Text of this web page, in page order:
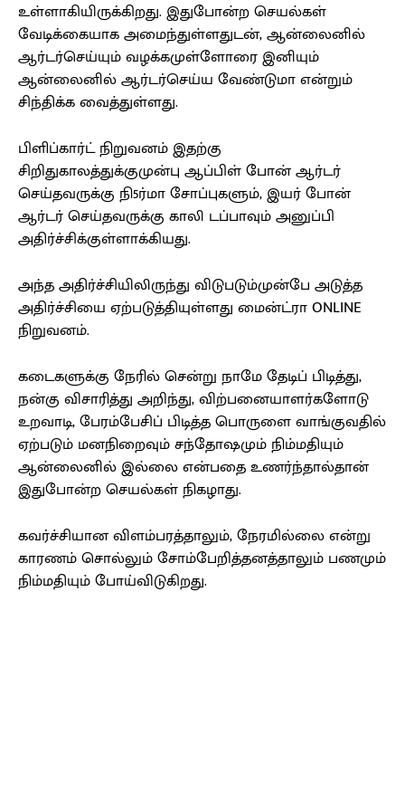
உள்ளாகியிருக்கிறது. இதுபோன்ற செயல்கள்
வேடிக்கையாக அமைந்துள்ளதுடன், ஆன்லைனில்
ஆர்டர்செய்யும் வழக்கமுள்ளோரை இனியும்
ஆன்லைனில் ஆர்டர்செய்ய வேண்டுமா என்றும்
சிந்திக்க வைத்துள்ளது.
பிளிப்கார்ட் நிறுவனம் இதற்கு
சிறிதுகாலத்துக்குமுன்பு ஆப்பிள் போன் ஆர்டர்
செய்தவருக்கு நி5ர்மா சோப்புகளும், இயர் போன்
ஆர்டர் செய்தவருக்கு காலி டப்பாவும் அனுப்பி
அதிர்ச்சிக்குள்ளாக்கியது.
அந்த அதிர்ச்சியிலிருந்து விடுபடும்முன்பே அடுத்த
அதிர்ச்சியை ஏற்படுத்தியுள்ளது மைன்ட்ரா ONLINE
நிறுவனம்.
கடைகளுக்கு நேரில் சென்று நாமே தேடிப் பிடித்து,
நன்கு விசாரித்து அறிந்து, விற்பனையாளர்களோடு
உறவாடி, பேரம்பேசிப் பிடித்த பொருளை வாங்குவதில்
ஏற்படும் மனநிறைவும் சந்தோஷமும் நிம்மதியும்
ஆன்லைனில் இல்லை என்பதை உணர்ந்தால்தான்
இதுபோன்ற செயல்கள் நிகழாது.
கவர்ச்சியான விளம்பரத்தாலும், நேரமில்லை என்று
காரணம் சொல்லும் சோம்பேறித்தனத்தாலும் பணமும்
நிம்மதியும் போய்விடுகிறது.